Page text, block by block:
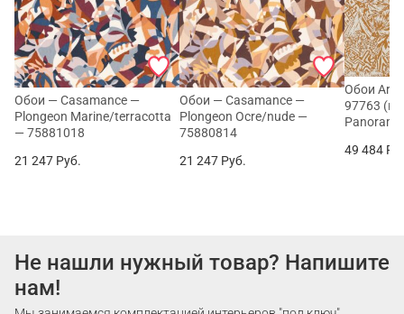
Обои — Casamance —
Plongeon Marine/terracotta
— 75881018
21 247 Руб.
Обои — Casamance —
Plongeon Ocre/nude —
75880814
21 247 Руб.
Обои Arte
97763
49 484
Не нашли нужный товар? Напишите
нам!